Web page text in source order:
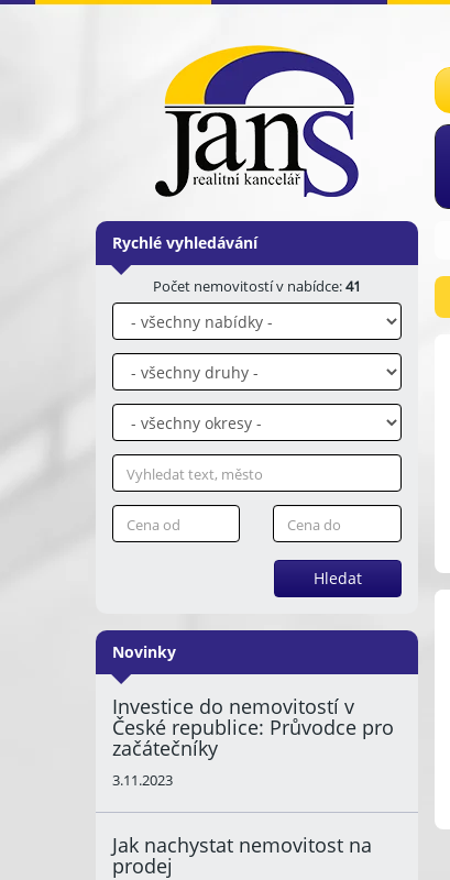
Rychlé vyhledávání
Počet nemovitostí v nabídce:41
Hledat
Novinky
Investice do nemovitostí v
České republice: Průvodce pro
začátečníky
3.11.2023
Jak nachystat nemovitost na
prodej